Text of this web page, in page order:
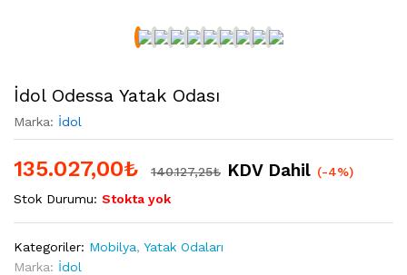
İdol Odessa Yatak Odası
Marka: İdol
135.027,00₺ 140.127,25₺ KDV Dahil (-4%)
Stok Durumu: Stokta yok
Kategoriler: Mobilya, Yatak Odaları
Marka: İdol